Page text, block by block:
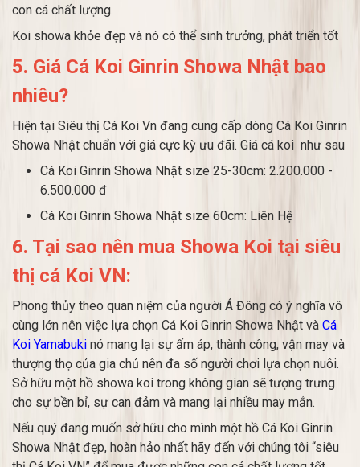
con cá chất lượng.
Koi showa khỏe đẹp và nó có thể sinh trưởng, phát triển tốt
5. Giá Cá Koi Ginrin Showa Nhật bao
nhiêu?
Hiện tại Siêu thị Cá Koi Vn đang cung cấp dòng Cá Koi Ginrin
Showa Nhật chuẩn với giá cực kỳ ưu đãi. Giá cá koi như sau
Cá Koi Ginrin Showa Nhật size 25-30cm: 2.200.000 -
6.500.000 đ
Cá Koi Ginrin Showa Nhật size 60cm: Liên Hệ
6. Tại sao nên mua Showa Koi tại siêu
thị cá Koi VN:
Phong thủy theo quan niệm của người Á Đông có ý nghĩa vô
cùng lớn nên việc lựa chọn Cá Koi Ginrin Showa Nhật và Cá
Koi Yamabuki nó mang lại sự ấm áp, thành công, vận may và
thượng thọ của gia chủ nên đa số người chơi lựa chọn nuôi.
Sở hữu một hồ showa koi trong không gian sẽ tượng trưng
cho sự bền bỉ, sự can đảm và mang lại nhiều may mắn.
Nếu quý đang muốn sở hữu cho mình một hồ Cá Koi Ginrin
Showa Nhật đẹp, hoàn hảo nhất hãy đến với chúng tôi “siêu